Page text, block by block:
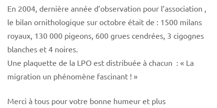
En 2004, dernière année d’observation pour l’association ,
le bilan ornithologique sur octobre était de : 1500 milans
royaux, 130 000 pigeons, 600 grues cendrées, 3 cigognes
blanches et 4 noires.
Une plaquette de la LPO est distribuée à chacun : « La
migration un phénomène fascinant ! »
Merci à tous pour votre bonne humeur et plus